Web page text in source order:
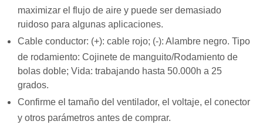
maximizar el flujo de aire y puede ser demasiado
ruidoso para algunas aplicaciones.
Cable conductor: (+): cable rojo; (-): Alambre negro. Tipo
de rodamiento: Cojinete de manguito/Rodamiento de
bolas doble; Vida: trabajando hasta 50.000h a 25
grados.
Confirme el tamaño del ventilador, el voltaje, el conector
y otros parámetros antes de comprar.